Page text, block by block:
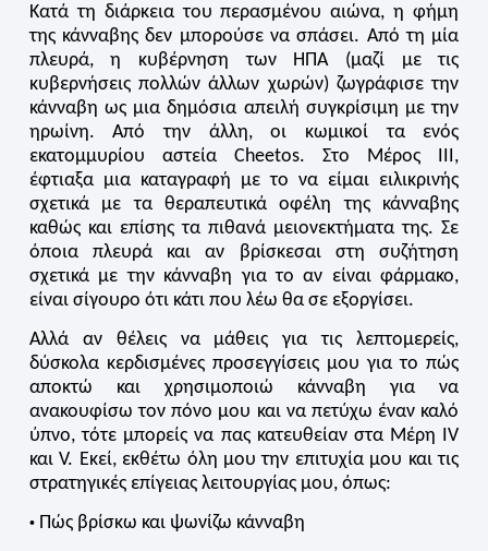
Κατά τη διάρκεια του περασμένου αιώνα, η φήμη
της κάνναβης δεν μπορούσε να σπάσει. Από τη μία
πλευρά, η κυβέρνηση των ΗΠΑ (μαζί με τις
κυβερνήσεις πολλών άλλων χωρών) ζωγράφισε την
κάνναβη ως μια δημόσια απειλή συγκρίσιμη με την
ηρωίνη. Από την άλλη, οι κωμικοί τα ενός
εκατομμυρίου αστεία Cheetos. Στο Μέρος ΙΙΙ,
έφτιαξα μια καταγραφή με το να είμαι ειλικρινής
σχετικά με τα θεραπευτικά οφέλη της κάνναβης
καθώς και επίσης τα πιθανά μειονεκτήματα της. Σε
όποια πλευρά και αν βρίσκεσαι στη συζήτηση
σχετικά με την κάνναβη για το αν είναι φάρμακο,
είναι σίγουρο ότι κάτι που λέω θα σε εξοργίσει.
Αλλά αν θέλεις να μάθεις για τις λεπτομερείς,
δύσκολα κερδισμένες προσεγγίσεις μου για το πώς
αποκτώ και χρησιμοποιώ κάνναβη για να
ανακουφίσω τον πόνο μου και να πετύχω έναν καλό
ύπνο, τότε μπορείς να πας κατευθείαν στα Μέρη IV
και V. Εκεί, εκθέτω όλη μου την επιτυχία μου και τις
στρατηγικές επίγειας λειτουργίας μου, όπως:
• Πώς βρίσκω και ψωνίζω κάνναβη